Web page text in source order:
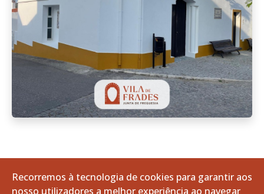
Comunidades Portuguesas
Recorremos à tecnologia de cookies para garantir aos
nosso utilizadores a melhor experiência ao navegar